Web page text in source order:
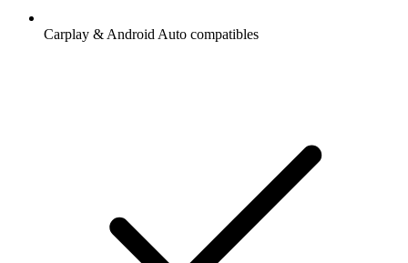
Carplay & Android Auto compatibles